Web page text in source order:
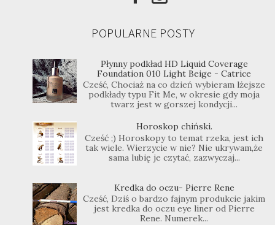
POPULARNE POSTY
Płynny podkład HD Liquid Coverage
Foundation 010 Light Beige - Catrice
Cześć, Chociaż na co dzień wybieram lżejsze
podkłady typu Fit Me, w okresie gdy moja
twarz jest w gorszej kondycji...
Horoskop chiński.
Cześć ;) Horoskopy to temat rzeka, jest ich
tak wiele. Wierzycie w nie? Nie ukrywam,że
sama lubię je czytać, zazwyczaj...
Kredka do oczu- Pierre Rene
Cześć, Dziś o bardzo fajnym produkcie jakim
jest kredka do oczu eye liner od Pierre
Rene. Numerek...